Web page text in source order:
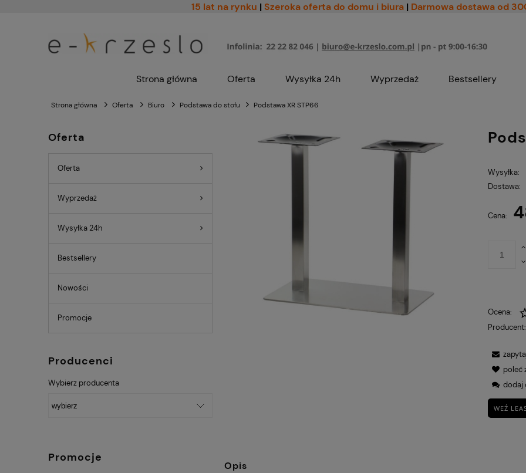
15 lat na rynku | Szeroka oferta do domu i biura | Darmowa dostawa od
Strona główna Oferta Wysyłka 24h Wyprzedaż Bestsellery
Strona główna Oferta Biuro Podstawa do stołu Podstawa XR STP66
Oferta
Oferta
Wyprzedaż
Wysyłka 24h
Bestsellery
Nowości
Promocje
Producenci
Wybierz producenta
Promocje
Wysyłka:
Dostawa:
Cena nie zawiera
Cena:
Ocena:
Producent:
poleć
dodaj
WEŹ
Opis